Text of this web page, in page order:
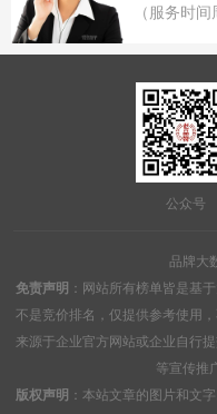
（服务时
公众号
品牌大
免责声明 ：网站所有榜单皆是基
不是竞价排名，仅提供参考使用
来源于企业官方网站或企业自行
等宣传推
版权声明 ：本站文章的图片和文